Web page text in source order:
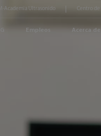
Empleos Acerca
M-Academia Ultrasonido Centro de